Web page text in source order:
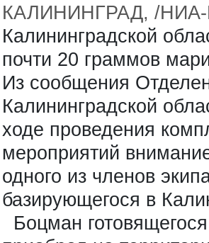
КАЛИНИНГРАД, /
Калининградской
почти 20 граммов
Из сообщения
Калининградской
ходе проведения
мероприятий
одного из членов
базирующегося в
Боцман